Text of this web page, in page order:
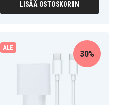
LISÄÄ OSTOSKORIIN
ALE
30%